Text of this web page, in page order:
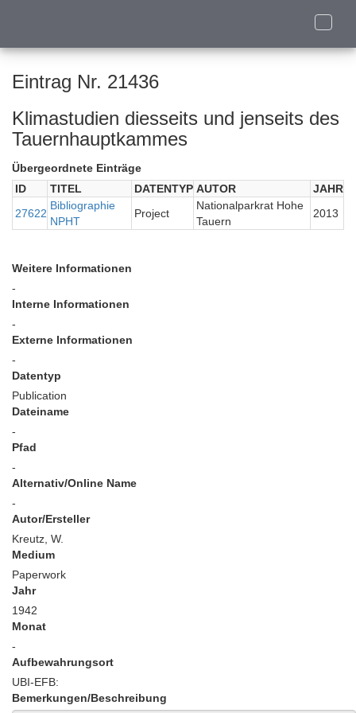
Toggle
Eintrag Nr. 21436
Klimastudien diesseits und jenseits des
Tauernhauptkammes
Übergeordnete Einträge
ID
TITEL DATENTYP AUTOR
JAHR
27622
Bibliographie
NPHT
Project
Nationalparkrat Hohe
Tauern
2013
Weitere Informationen
-
Interne Informationen
-
Externe Informationen
-
Datentyp
Publication
Dateiname
-
Pfad
-
Alternativ/Online Name
-
Autor/Ersteller
Kreutz, W.
Medium
Paperwork
Jahr
1942
Monat
-
Aufbewahrungsort
UBI-EFB:
Bemerkungen/Beschreibung